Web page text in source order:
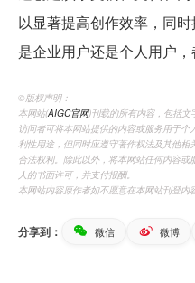
以显著提高创作效率，同
是企业用户还是个人用户，
©️版权声明：
本网站(AIGC官网)刊载的所有内容，包括文
访问者可将本网站提供的内容或服务用于
利性用途，但同时应遵守著作权法及其他
合法权利。除此以外，将本网站任何内容
人的书面许可，并支付报酬。
本网站内容原作者如不愿意在本网站刊登内
分享到： 微信 微博